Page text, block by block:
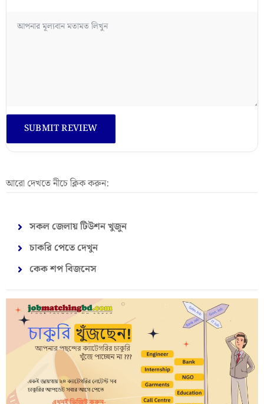
আরো দেখতে নীচে ক্লিক করুন:
সকল জেলায় টিউশন খুজুন
চাকরি পেতে দেখুন
কেক শপ বিজনেস